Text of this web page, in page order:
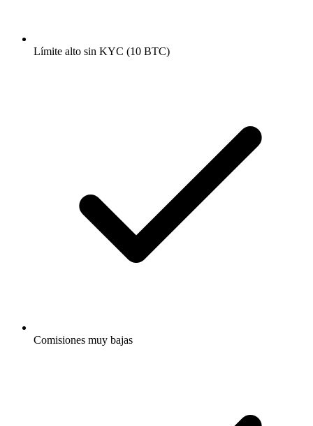
Límite alto sin KYC (10 BTC)
Comisiones muy bajas